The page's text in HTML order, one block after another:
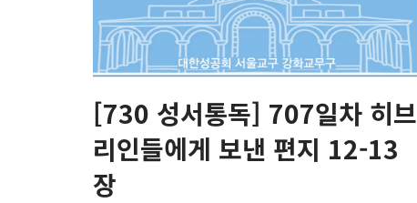
[730 성서통독] 707일차 히브
리인들에게 보낸 편지 12-13
장